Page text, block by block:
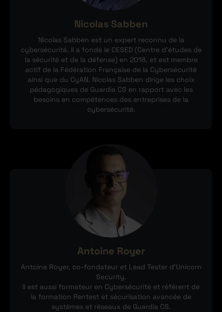
Nicolas Sabben
Nicolas Sabben est un expert reconnu de la
cybersécurité. Il a fondé le CESED (Centre d’études de
la sécurité et de la défense) en 2018, et est membre
actif de la Fédération Française de la Cybersécurité
ainsi que du CyAN. Nicolas Sabben dirige les choix
pédagogiques de Guardia CS en rapport avec les
besoins en compétences des entreprises de la
cybersécurité.
Antoine Royer
Antoine Royer, co-fondateur et Lead Tester d’Unicorn
Security.
Il est aussi formateur en Cybersécurité et référent de
la formation Pentest et sécurisation avancée de
systèmes et réseaux de Guardia CS.